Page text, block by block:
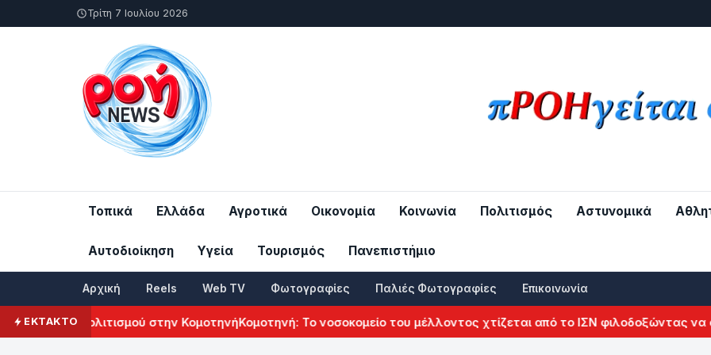
Τρίτη 7 Ιουλίου 2026
Τοπικά Ελλάδα Αγροτικά Οικονομία Κοινωνία Πολιτισμός Αστυνομικά
Αυτοδιοίκηση Υγεία Τουρισμός Πανεπιστήμιο
Αρχική Reels Web TV Φωτογραφίες Παλιές Φωτογραφίες Επικοινωνία
ΕΚΤΑΚΤΟΠολιτισμού στην ΚομοτηνήΚομοτηνή: Το νοσοκομείο του μέλλοντος χτίζεται από το ΙΣΝ φιλοδοξώντας να